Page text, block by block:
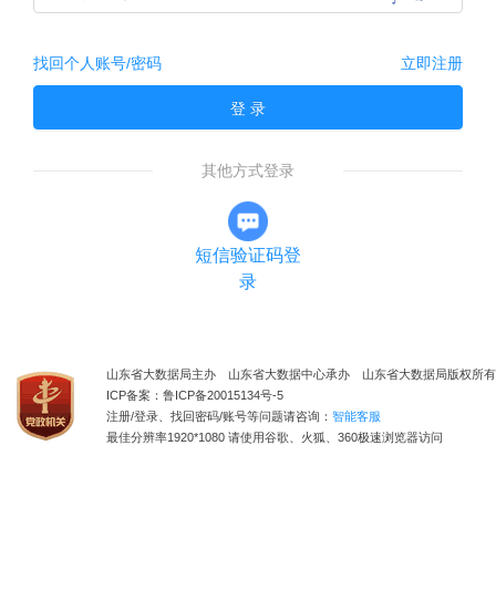
找回个人账号/密码 立即注册
登 录
其他方式登录
短信验证码登
录
山东省大数据局主办 山东省大数据中心承办 山东省大数据局版权所有
ICP备案：鲁ICP备20015134号-5
注册/登录、找回密码/账号等问题请咨询： 智能客服
最佳分辨率1920*1080 请使用谷歌、火狐、360极速浏览器访问